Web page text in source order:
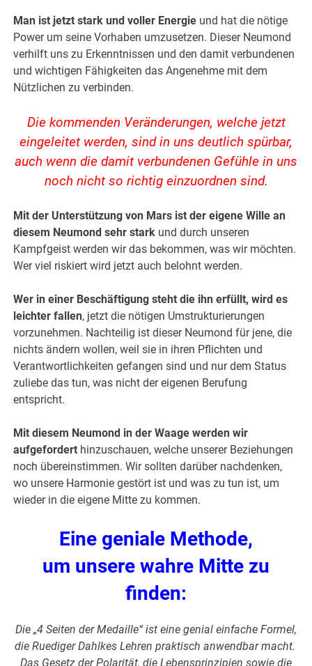
Man ist jetzt stark und voller Energie und hat die nötige
Power um seine Vorhaben umzusetzen. Dieser Neumond
verhilft uns zu Erkenntnissen und den damit verbundenen
und wichtigen Fähigkeiten das Angenehme mit dem
Nützlichen zu verbinden.
Die kommenden Veränderungen, welche jetzt
eingeleitet werden, sind in uns deutlich spürbar,
auch wenn die damit verbundenen Gefühle in uns
noch nicht so richtig einzuordnen sind.
Mit der Unterstützung von Mars ist der eigene Wille an
diesem Neumond sehr stark und durch unseren
Kampfgeist werden wir das bekommen, was wir möchten.
Wer viel riskiert wird jetzt auch belohnt werden.
Wer in einer Beschäftigung steht die ihn erfüllt, wird es
leichter fallen, jetzt die nötigen Umstrukturierungen
vorzunehmen. Nachteilig ist dieser Neumond für jene, die
nichts ändern wollen, weil sie in ihren Pflichten und
Verantwortlichkeiten gefangen sind und nur dem Status
zuliebe das tun, was nicht der eigenen Berufung
entspricht.
Mit diesem Neumond in der Waage werden wir
aufgefordert hinzuschauen, welche unserer Beziehungen
noch übereinstimmen. Wir sollten darüber nachdenken,
wo unsere Harmonie gestört ist und was zu tun ist, um
wieder in die eigene Mitte zu kommen.
Eine geniale Methode,
um unsere wahre Mitte zu
finden:
Die „4 Seiten der Medaille“ ist eine genial einfache Formel,
die Ruediger Dahlkes Lehren praktisch anwendbar macht.
Das Gesetz der Polarität, die Lebensprinzipien sowie die